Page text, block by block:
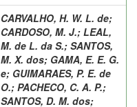
CARVALHO, H. W. L. de;
CARDOSO, M. J.; LEAL,
M. de L. da S.; SANTOS,
M. X. dos; GAMA, E. E. G.
e; GUIMARAES, P. E. de
O.; PACHECO, C. A. P.;
SANTOS, D. M. dos;